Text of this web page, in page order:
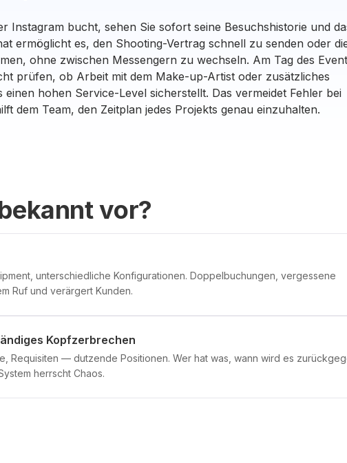
Instagram bucht, sehen Sie sofort seine Besuchshistorie und
ermöglicht es, den Shooting-Vertrag schnell zu senden oder
ohne zwischen Messengern zu wechseln. Am Tag des
prüfen, ob Arbeit mit dem Make-up-Artist oder zusätzliches
hohen Service-Level sicherstellt. Das vermeidet Fehler bei
dem Team, den Zeitplan jedes Projekts genau einzuhalten.
vor?
unterschiedliche Konfigurationen. Doppelbuchungen, vergessene
Ruf und verärgert Kunden.
Kopfzerbrechen
Requisiten — dutzende Positionen. Wer hat was, wann wird es
herrscht Chaos.